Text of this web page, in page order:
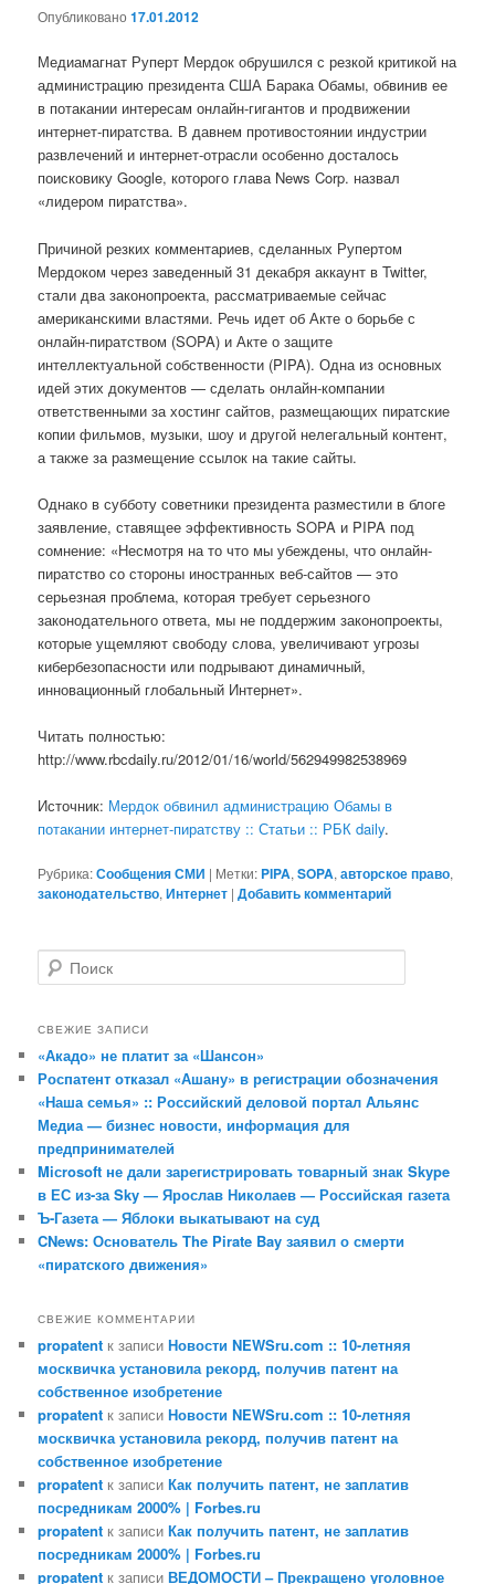
Опубликовано17.01.2012
Медиамагнат Руперт Мердок обрушился с резкой критикой на
администрацию президента США Барака Обамы, обвинив ее
в потакании интересам онлайн-гигантов и продвижении
интернет-пиратства. В давнем противостоянии индустрии
развлечений и интернет-отрасли особенно досталось
поисковику Google, которого глава News Corp. назвал
«лидером пиратства».
Причиной резких комментариев, сделанных Рупертом
Мердоком через заведенный 31 декабря аккаунт в Twitter,
стали два законопроекта, рассматриваемые сейчас
американскими властями. Речь идет об Акте о борьбе с
онлайн-пиратством (SOPA) и Акте о защите
интеллектуальной собственности (PIPA). Одна из основных
идей этих документов — сделать онлайн-компании
ответственными за хостинг сайтов, размещающих пиратские
копии фильмов, музыки, шоу и другой нелегальный контент,
а также за размещение ссылок на такие сайты.
Однако в субботу советники президента разместили в блоге
заявление, ставящее эффективность SOPA и PIPA под
сомнение: «Несмотря на то что мы убеждены, что онлайн-
пиратство со стороны иностранных веб-сайтов — это
серьезная проблема, которая требует серьезного
законодательного ответа, мы не поддержим законопроекты,
которые ущемляют свободу слова, увеличивают угрозы
кибербезопасности или подрывают динамичный,
инновационный глобальный Интернет».
Читать полностью:
http://www.rbcdaily.ru/2012/01/16/world/562949982538969
Источник: Мердок обвинил администрацию Обамы в
потакании интернет-пиратству :: Статьи :: РБК daily.
Рубрика:Сообщения СМИ | Метки: PIPA,SOPA,авторское право,
законодательство,Интернет |Добавить комментарий
о
с
СВЕЖИЕ ЗАПИСИ
«Акадо» не платит за «Шансон»
Роспатент отказал «Ашану» в регистрации обозначения
«Наша семья» :: Российский деловой портал Альянс
Медиа — бизнес новости, информация для
предпринимателей
Miсrosoft не дали зарегистрировать товарный знак Skype
в ЕС из-за Sky — Ярослав Николаев — Российская газета
Ъ-Газета — Яблоки выкатывают на суд
CNews: Основатель The Pirate Bay заявил о смерти
«пиратского движения»
СВЕЖИЕ КОММЕНТАРИИ
propatent к записиНовости NEWSru.com :: 10-летняя
москвичка установила рекорд, получив патент на
собственное изобретение
propatent к записиНовости NEWSru.com :: 10-летняя
москвичка установила рекорд, получив патент на
собственное изобретение
propatent к записиКак получить патент, не заплатив
посредникам 2000% | Forbes.ru
propatent к записиКак получить патент, не заплатив
посредникам 2000% | Forbes.ru
propatent к записиВЕДОМОСТИ – Прекращено уголовное